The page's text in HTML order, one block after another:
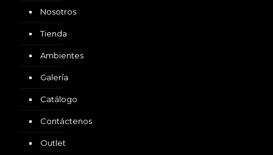
Nosotros
Tienda
Ambientes
Galería
Catálogo
Contáctenos
Outlet